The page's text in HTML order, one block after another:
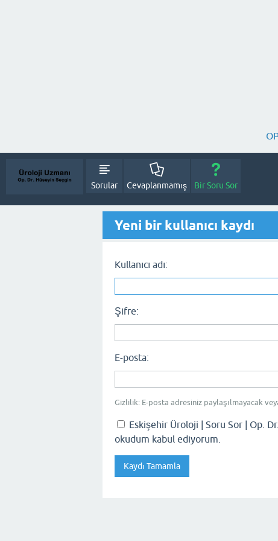
Sorular Cevaplanmamış Bir Soru Sor
Yeni bir kullanıcı kaydı
Kullanıcı adı:
Şifre:
E-posta:
Gizlilik: E-posta adresiniz paylaşılmayacak
Eskişehir Üroloji | Soru Sor | Op.
okudum kabul ediyorum.